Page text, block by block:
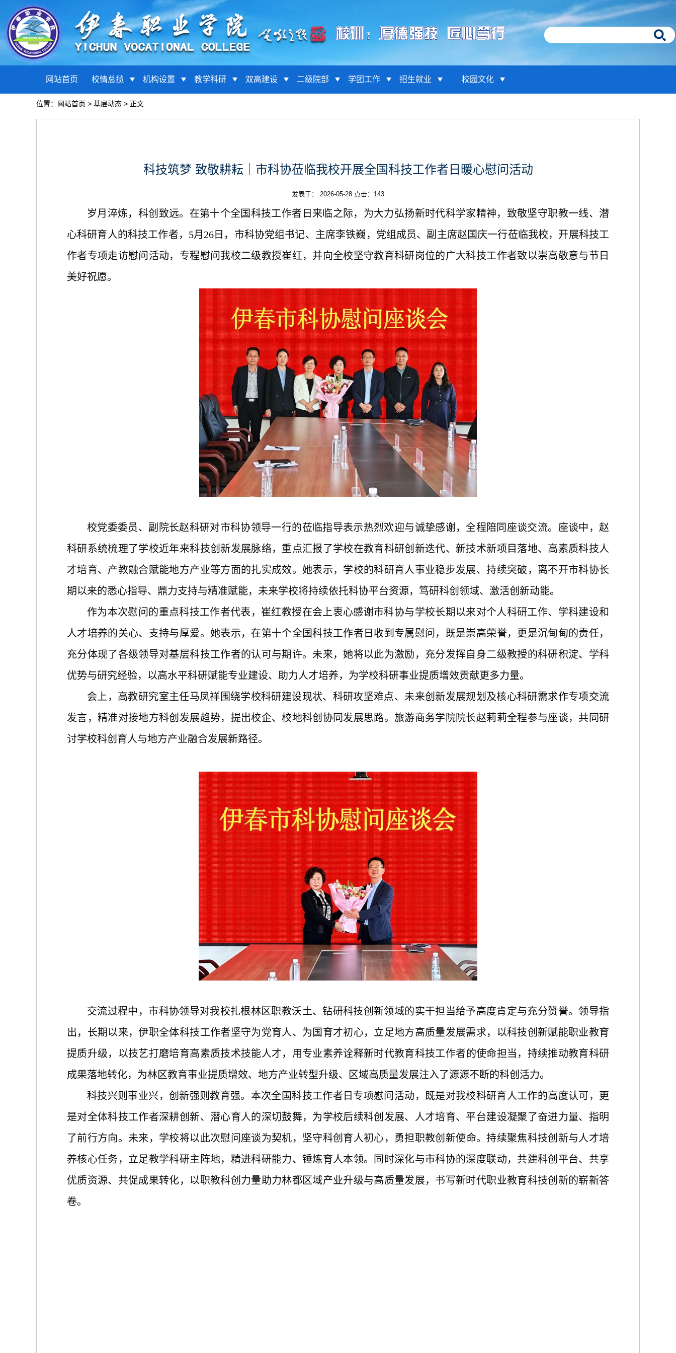
网站首页 校情总揽 机构设置 教学科研 双高建设 二级院部 学团工作 招生就业 校园文化
位置： 网站首页 > 基层动态 > 正文
科技筑梦 致敬耕耘｜市科协莅临我校开展全国科技工作者日暖心慰问活动
发表于： 2026-05-28 点击： 143
岁月淬炼，科创致远。在第十个全国科技工作者日来临之际，为大力弘扬新时代科学家精神，致敬坚守职教一线、潜
心科研育人的科技工作者， 5月26日，市科协党组书记、主席李铁巍，党组成员、副主席赵国庆一行莅临我校，开展科技工
作者专项走访慰问活动，专程慰问我校二级教授崔红，并向全校坚守教育科研岗位的广大科技工作者致以崇高敬意与节日
美好祝愿。
校党委委员、副院长赵科研对市科协领导一行的莅临指导表示热烈欢迎与诚挚感谢，全程陪同座谈交流。座谈中，赵
科研系统梳理了学校近年来科技创新发展脉络，重点汇报了学校在教育科研创新迭代、新技术新项目落地、高素质科技人
才培育、产教融合赋能地方产业等方面的扎实成效。她表示，学校的科研育人事业稳步发展、持续突破，离不开市科协长
期以来的悉心指导、鼎力支持与精准赋能，未来学校将持续依托科协平台资源，笃研科创领域、激活创新动能。
作为本次慰问的重点科技工作者代表，崔红教授在会上衷心感谢市科协与学校长期以来对个人科研工作、学科建设和
人才培养的关心、支持与厚爱。她表示，在第十个全国科技工作者日收到专属慰问，既是崇高荣誉，更是沉甸甸的责任，
充分体现了各级领导对基层科技工作者的认可与期许。未来，她将以此为激励，充分发挥自身二级教授的科研积淀、学科
优势与研究经验，以高水平科研赋能专业建设、助力人才培养，为学校科研事业提质增效贡献更多力量。
会上，高教研究室主任马凤祥围绕学校科研建设现状、科研攻坚难点、未来创新发展规划及核心科研需求作专项交流
发言，精准对接地方科创发展趋势，提出校企、校地科创协同发展思路。旅游商务学院院长赵莉莉全程参与座谈，共同研
讨学校科创育人与地方产业融合发展新路径。
交流过程中，市科协领导对我校扎根林区职教沃土、钻研科技创新领域的实干担当给予高度肯定与充分赞誉。领导指
出，长期以来，伊职全体科技工作者坚守为党育人、为国育才初心，立足地方高质量发展需求，以科技创新赋能职业教育
提质升级，以技艺打磨培育高素质技术技能人才，用专业素养诠释新时代教育科技工作者的使命担当，持续推动教育科研
成果落地转化，为林区教育事业提质增效、地方产业转型升级、区域高质量发展注入了源源不断的科创活力。
科技兴则事业兴，创新强则教育强。本次全国科技工作者日专项慰问活动，既是对我校科研育人工作的高度认可，更
是对全体科技工作者深耕创新、潜心育人的深切鼓舞，为学校后续科创发展、人才培育、平台建设凝聚了奋进力量、指明
了前行方向。未来，学校将以此次慰问座谈为契机，坚守科创育人初心，勇担职教创新使命。持续聚焦科技创新与人才培
养核心任务，立足教学科研主阵地，精进科研能力、锤炼育人本领。同时深化与市科协的深度联动，共建科创平台、共享
优质资源、共促成果转化，以职教科创力量助力林都区域产业升级与高质量发展，书写新时代职业教育科技创新的崭新答
卷。